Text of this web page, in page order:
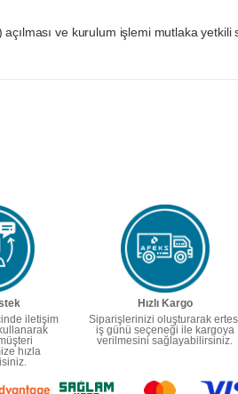
ve kurulum işlemi mutlaka yetkili
iletişim
hızla
Hızlı Kargo
Siparişlerinizi oluşturarak
iş günü seçeneği ile kargoya
verilmesini sağlayabilirsiniz.